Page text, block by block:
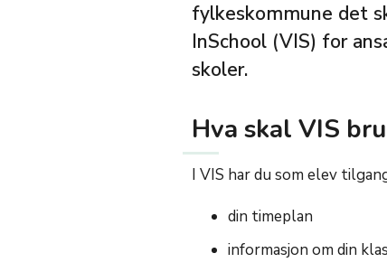
fylkeskommune det
InSchool (VIS) for
skoler.
Hva skal VIS
I VIS har du som elev
din timeplan
informasjon om din